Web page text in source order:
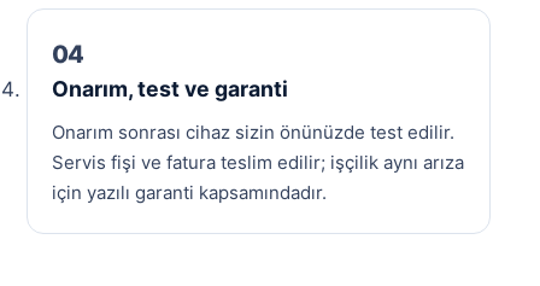
Onarım, test ve garanti
Onarım sonrası cihaz sizin önünüzde test edilir.
Servis fişi ve fatura teslim edilir; işçilik aynı arıza
için yazılı garanti kapsamındadır.